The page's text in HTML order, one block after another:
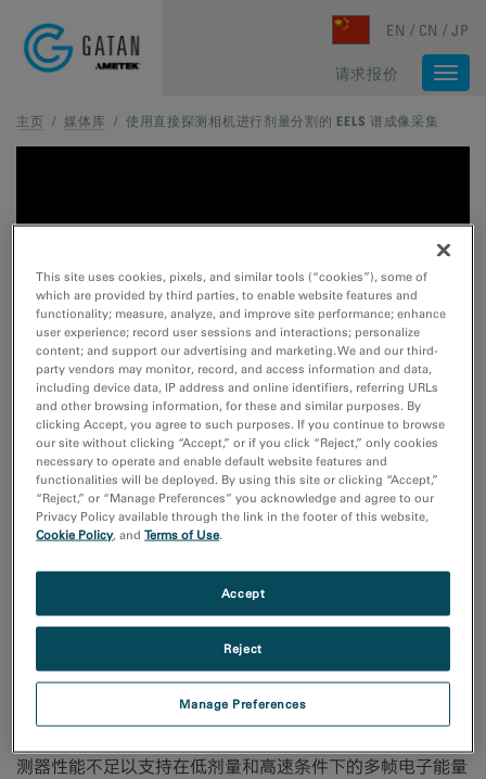
EN CN JP
请求报价
主页 /媒体库 / 使用直接探测相机进行剂量分割的 EELS 谱成像采集
使用直接探测相机进行剂
量分割的 EELS 谱成像采集
多帧累加的谱成像（SI）被证明是能够在扫描透射电子显微
术（STEM）表征下同时提高谱成像分辨率和信噪比
测器性能不足以支持在低剂量和高速条件下的多帧电子能量
This site uses cookies, pixels, and similar tools (“cookies”), some of
which are provided by third parties, to enable website features and
functionality; measure, analyze, and improve site performance; enhance
user experience; record user sessions and interactions; personalize
content; and support our advertising and marketing. We and our third-
party vendors may monitor, record, and access information and data,
including device data, IP address and online identifiers, referring URLs
and other browsing information, for these and similar purposes. By
clicking Accept, you agree to such purposes. If you continue to browse
our site without clicking “Accept,” or if you click “Reject,” only cookies
necessary to operate and enable default website features and
functionalities will be deployed. By using this site or clicking “Accept,”
“Reject,” or “Manage Preferences” you acknowledge and agree to our
Privacy Policy available through the link in the footer of this website,
Cookie Policy, andTerms of Use.
Manage Preferences
Reject
Accept